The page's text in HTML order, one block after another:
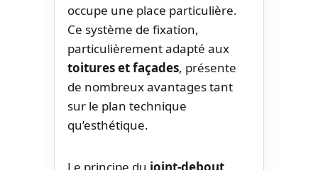
occupe une place particulière.
Ce système de fixation,
particulièrement adapté aux
toitures et façades, présente
de nombreux avantages tant
sur le plan technique
qu’esthétique.
Le principe du joint-debout